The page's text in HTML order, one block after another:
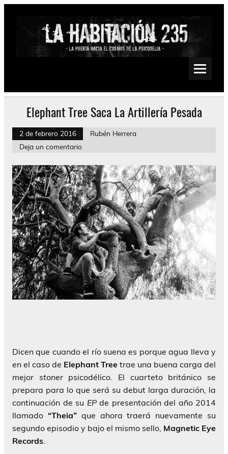
Saltar
Psychedelic, Stoner, Doom, Sludge, Fuzz, Space, Drone
Elephant Tree Saca La Artillería Pesada
2 de febrero 2016
Rubén Herrera
Deja un comentario
Dicen que cuando el río suena es porque agua lleva y
en el caso de Elephant Tree trae una buena carga del
mejor stonerpsicodélico. El cuarteto británico se
prepara para lo que será su debut larga duración, la
continuación de su EPde presentación del año 2014
llamado “Theia”que ahora traerá nuevamente su
segundo episodio y bajo el mismo sello, Magnetic Eye
Records.